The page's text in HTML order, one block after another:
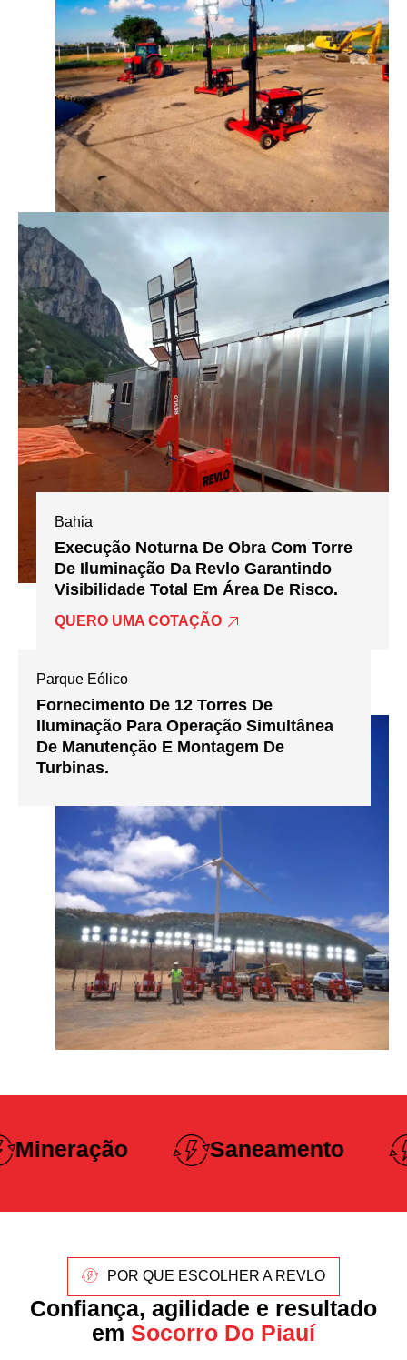
Bahia
Execução Noturna De Obra Com Torre
De Iluminação Da Revlo Garantindo
Visibilidade Total Em Área De Risco.
QUERO UMA COTAÇÃO
Parque Eólico
Fornecimento De 12 Torres De
Iluminação Para Operação Simultânea
De Manutenção E Montagem De
Turbinas.
Saneamento
Construção
Pesada
POR QUE ESCOLHER A REVLO
Confiança, agilidade e resultado
em Socorro Do Piauí